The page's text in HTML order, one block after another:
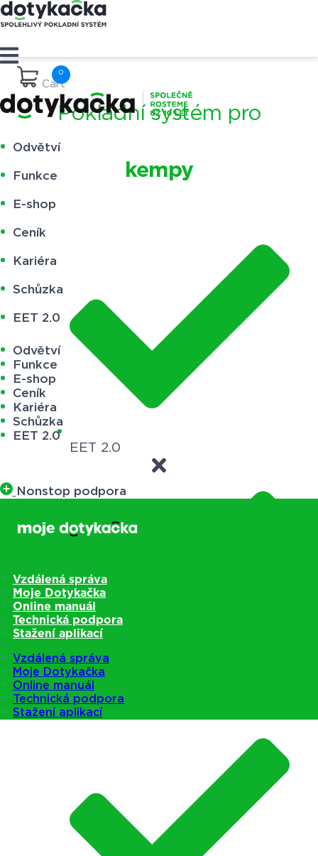
Cart
Odvětví
Funkce
E-shop
Ceník
Kariéra
Schůzka
EET 2.0
Odvětví
Funkce
E-shop
Ceník
Kariéra
Schůzka
EET 2.0
Nonstop podpora
Vzdálená správa
Moje Dotykačka
Online manuál
Technická podpora
Stažení aplikací
Vzdálená správa
Moje Dotykačka
Online manuál
Technická podpora
Stažení aplikací
Pokladní systém pro
kempy
EET 2.0
Ušetřete čas